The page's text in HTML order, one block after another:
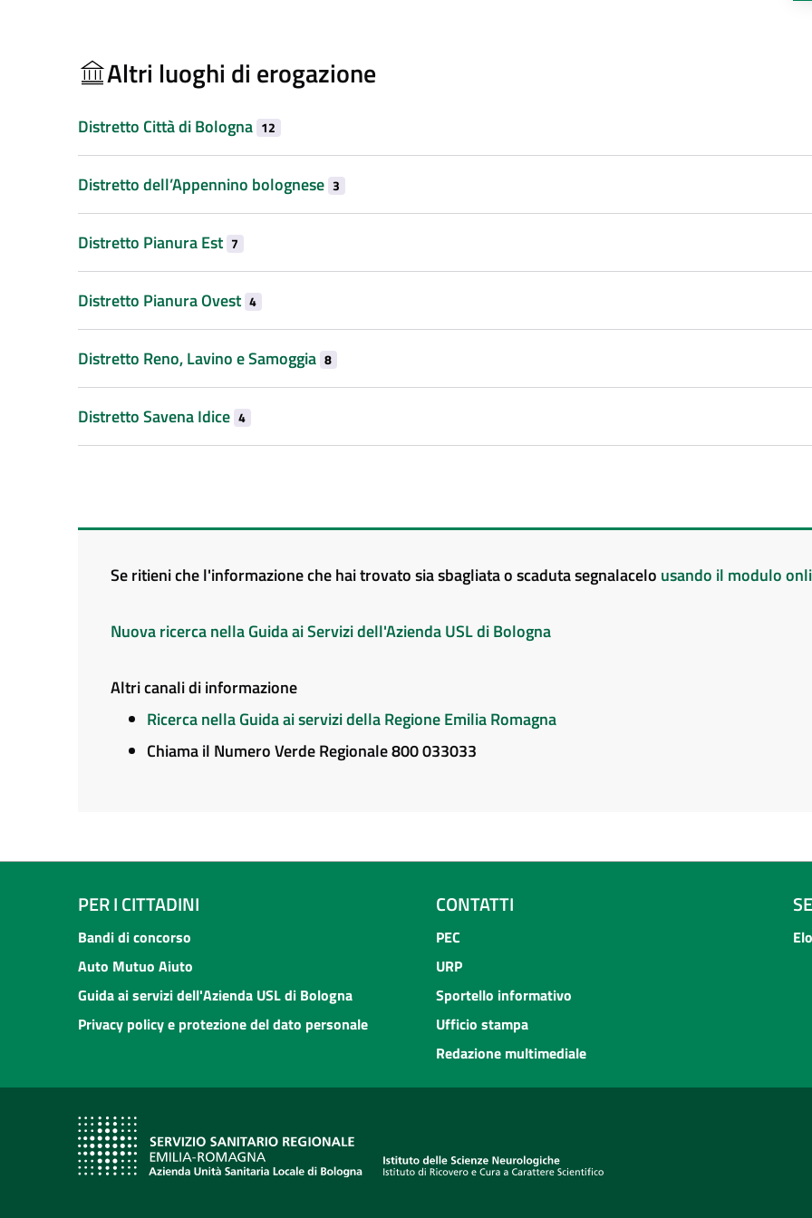
Altri luoghi di erogazione
Distretto Città di Bologna 12
Distretto dell’Appennino bolognese 3
Distretto Pianura Est 7
Distretto Pianura Ovest 4
Distretto Reno, Lavino e Samoggia 8
Distretto Savena Idice 4
Se ritieni che l'informazione che hai trovato sia sbagliata o scaduta segnalacelo usando il modulo
Nuova ricerca nella Guida ai Servizi dell'Azienda USL di Bologna
Altri canali di informazione
Ricerca nella Guida ai servizi della Regione Emilia Romagna
Chiama il Numero Verde Regionale 800 033033
PER I CITTADINI
Bandi di concorso
Auto Mutuo Aiuto
Guida ai servizi dell'Azienda USL di Bologna
Privacy policy e protezione del dato personale
CONTATTI
PEC
URP
Sportello informativo
Ufficio stampa
Redazione multimediale